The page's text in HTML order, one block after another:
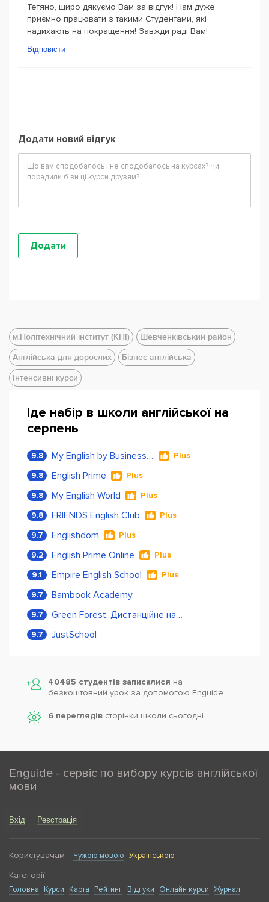
Тетяно, щиро дякуємо Вам за відгук! Нам дуже
приємно працювати з такими Студентами, які
надихають на покращення! Завжди раді Вам!
Відповісти
Додати новий відгук
м.Політехнічний інститут (КПІ)
Шевченківський район
Англійська для дорослих
Бізнес англійська
Інтенсивні курси
Іде набір в школи англійської на
серпень
9.8 My English by Business Language Plus
9.8 English Prime Plus
9.8 My English World Plus
9.8 FRIENDS English Club Plus
9.7 Englishdom Plus
9.2 English Prime Online Plus
9.1 Empire English School Plus
9.7 Bambook Academy
9.7 Green Forest. Дистанційне навчання
9.7 JustSchool
40485 студентів записалися на
безкоштовний урок за допомогою Enguide
6 переглядів сторінки школи cьогодні
Enguide - сервіс по вибору курсів англійської
мови
Вхід Реєстрація
Користувачам Чужою мовою Українською
Категорії
Головна Курси Карта Рейтинг Відгуки Онлайн курси Журнал